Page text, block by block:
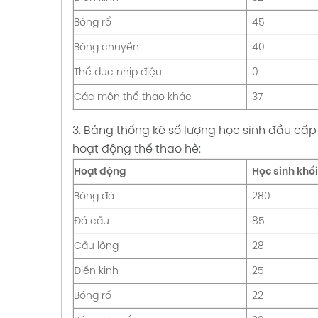
Bóng rổ 45
Bóng chuyền 40
Thể dục nhịp điệu 0
Các môn thể thao khác 37
3. Bảng thống kê số lượng học sinh đầu
hoạt động thể thao hè:
Hoạt động Học sinh
Bóng đá 280
Đá cầu 85
Cầu lông 28
Điền kinh 25
Bóng rổ 22